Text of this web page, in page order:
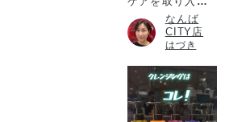
たい方必見！
なんば
CITY店
はづき